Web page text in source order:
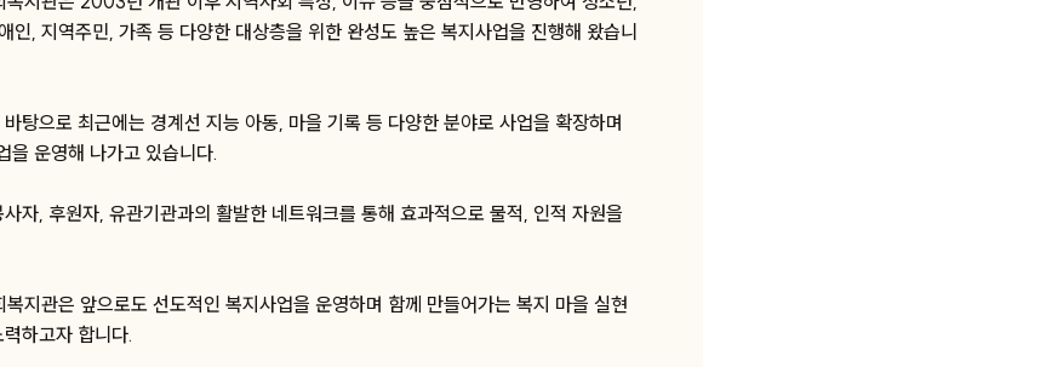
인, 지역주민, 가족 등 다양한 대상층을 위한 완성도 높은 복지사업을 진행해 왔습니
탕으로 최근에는 경계선 지능 아동, 마을 기록 등 다양한 분야로 사업을 확장하며
을 운영해 나가고 있습니다.
자, 후원자, 유관기관과의 활발한 네트워크를 통해 효과적으로 물적, 인적 자원을
지관은 앞으로도 선도적인 복지사업을 운영하며 함께 만들어가는 복지 마을 실현
하고자 합니다.